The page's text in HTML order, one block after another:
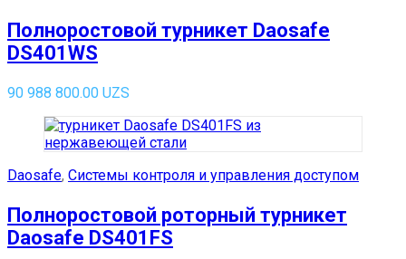
Полноростовой турникет Daosafe
DS401WS
90 988 800.00 UZS
Daosafe, Системы контроля и управления доступом
Полноростовой роторный турникет
Daosafe DS401FS